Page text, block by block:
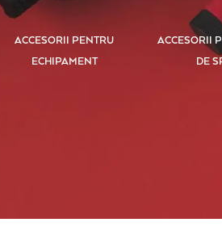
ACCESORII PENTRU
ECHIPAMENT
ACCESORII
DE